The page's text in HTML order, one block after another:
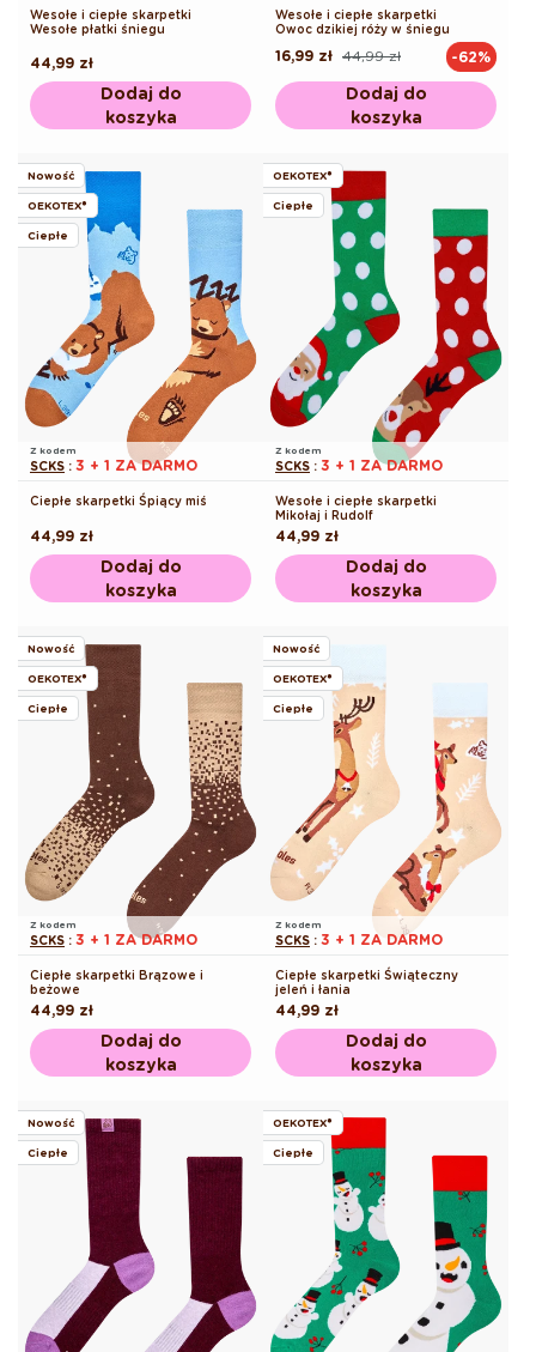
Wesołe i ciepłe skarpetki
Wesołe płatki śniegu
Cena
regularna
44,99 zł
Dodaj do
koszyka
Wesołe i ciepłe skarpetki
Owoc dzikiej róży w śniegu
Cena
44,99 zł
Cena
16,99 zł -62%
Dodaj do
koszyka
Nowość
OEKOTEX®
Ciepłe
Z kodem
SCKS : 3 + 1 ZA DARMO
Ciepłe skarpetki Śpiący miś
Cena
regularna
44,99 zł
Dodaj do
koszyka
OEKOTEX®
Ciepłe
Z kodem
SCKS : 3 + 1 ZA DARMO
Wesołe i ciepłe skarpetki
Mikołaj i Rudolf
Cena
regularna
44,99 zł
Dodaj do
koszyka
Nowość
OEKOTEX®
Ciepłe
Z kodem
SCKS : 3 + 1 ZA DARMO
Ciepłe skarpetki Brązowe i
beżowe
Cena
regularna
44,99 zł
Dodaj do
koszyka
Nowość
OEKOTEX®
Ciepłe
Z kodem
SCKS : 3 + 1 ZA DARMO
Ciepłe skarpetki Świąteczny
jeleń i łania
Cena
regularna
44,99 zł
Dodaj do
koszyka
Nowość
Ciepłe
OEKOTEX®
Ciepłe